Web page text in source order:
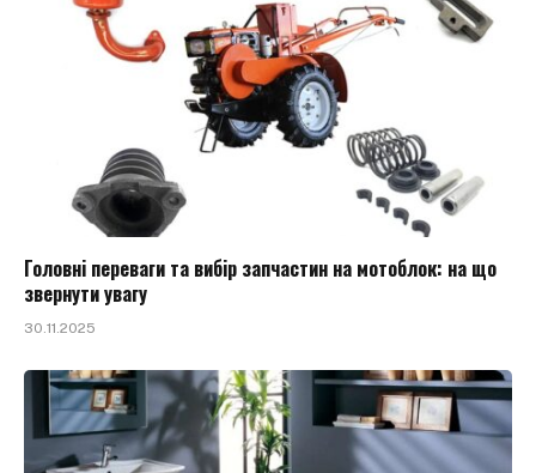
Головні переваги та вибір запчастин на мотоблок: на що
звернути увагу
30.11.2025